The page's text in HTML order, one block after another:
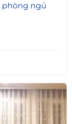
phòng ngủ